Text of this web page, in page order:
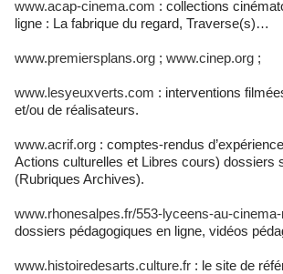
www.acap-cinema.com : collections
ligne : La fabrique du regard, Traverse(s)…
www.premiersplans.org ; www.cinep.org ;
www.lesyeuxverts.com : interventions
et/ou de réalisateurs.
www.acrif.org : comptes-rendus
Actions culturelles et Libres cours) dossiers
(Rubriques Archives).
www.rhonesalpes.fr/553-lyceens-au-
dossiers pédagogiques en ligne, vidéos
www.histoiredesarts.culture.fr : le site de